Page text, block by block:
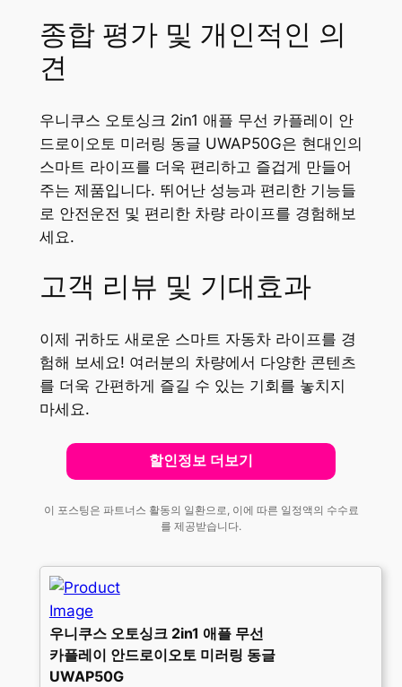
종합 평가 및 개인적인 의
견
우니쿠스 오토싱크 2in1 애플 무선 카플레이 안
드로이오토 미러링 동글 UWAP50G은 현대인의
스마트 라이프를 더욱 편리하고 즐겁게 만들어
주는 제품입니다. 뛰어난 성능과 편리한 기능들
로 안전운전 및 편리한 차량 라이프를 경험해보
세요.
고객 리뷰 및 기대효과
이제 귀하도 새로운 스마트 자동차 라이프를 경
험해 보세요! 여러분의 차량에서 다양한 콘텐츠
를 더욱 간편하게 즐길 수 있는 기회를 놓치지
마세요.
할인정보 더보기
이 포스팅은 파트너스 활동의 일환으로, 이에 따른 일정액의 수수료
를 제공받습니다.
우니쿠스 오토싱크 2in1 애플 무선
카플레이 안드로이오토 미러링 동글
UWAP50G